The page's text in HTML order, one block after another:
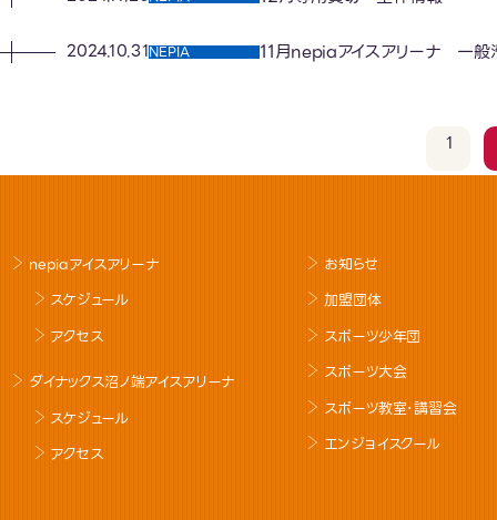
11月nepiaアイスアリーナ 一般
2024.10.31NEPIA
1
nepiaアイスアリーナ
スケジュール
アクセス
ダイナックス沼ノ端アイスアリーナ
スケジュール
アクセス
お知らせ
加盟団体
スポーツ少年団
スポーツ大会
スポーツ教室･講習会
エンジョイスクール